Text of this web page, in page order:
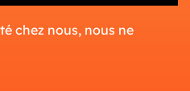
chez nous, nous ne